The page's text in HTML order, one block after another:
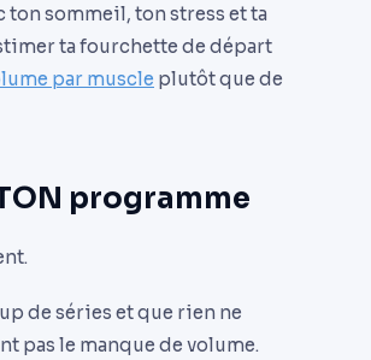
sommeil, ton stress et ta
ta fourchette de départ
par muscle plutôt que de
programme
de séries et que rien ne
pas le manque de volume.